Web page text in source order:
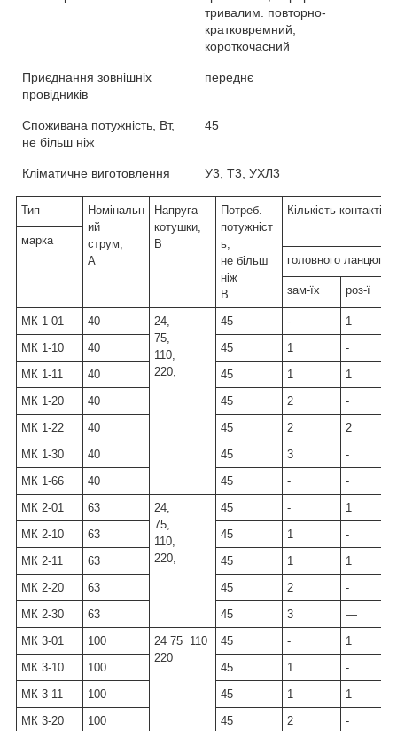
тривалим. повторно-
кратковремний,
короткочасний
Приєднання зовнішніх
провідників
переднє
Споживана потужність, Вт,
не більш ніж
45
Кліматичне виготовлення У3, Т3, УХЛ3
Тип
Номінальн
ий
струм,
А
Напруга
котушки,
В
Потреб.
потужніст
ь,
не більш
ніж
В
Кількість контактів
марка
головного ланцюга
зам-їх роз-ї
МК 1-01 40
24,
75,
110,
220,
45 -
1
МК 1-10
40 45 1
-
МК 1-11
40 45 1
1
МК 1-20
40 45 2
-
МК 1-22
40 45 2
2
МК 1-30
40 45 3
-
МК 1-66
40 45 -
-
МК 2-01
63
24,
75,
110,
220,
45 -
1
МК 2-10
63 45 1
-
МК 2-11
63 45 1
1
МК 2-20
63 45 2
-
МК 2-30
63 45 3
—
МК 3-01
100
24 75 110
220
45 -
1
МК 3-10
100 45 1
-
МК 3-11
100 45 1
1
МК 3-20
100 45 2
-